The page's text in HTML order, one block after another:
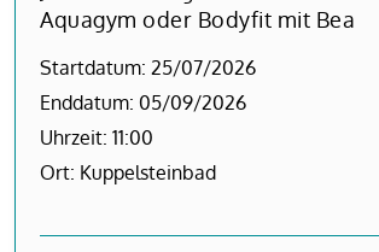
Aquagym oder Bodyfit mit Bea
Startdatum: 25/07/2026
Enddatum: 05/09/2026
Uhrzeit: 11:00
Ort: Kuppelsteinbad